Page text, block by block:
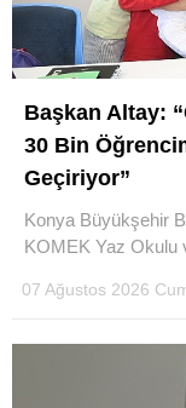
Başkan Altay:
30 Bin
Geçiriyor”
Konya Büyükşehir
KOMEK Yaz Okulu
07 Ağustos 2026